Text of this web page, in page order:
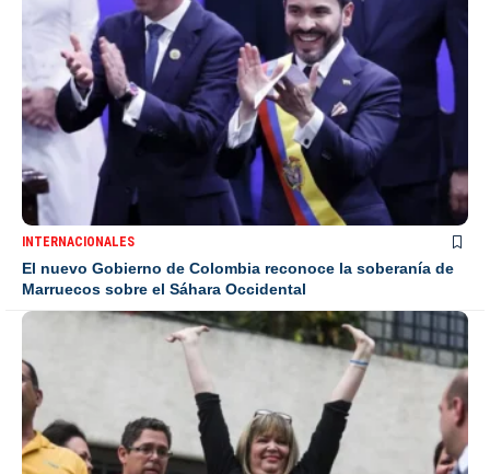
INTERNACIONALES
El nuevo Gobierno de Colombia reconoce la soberanía de
Marruecos sobre el Sáhara Occidental